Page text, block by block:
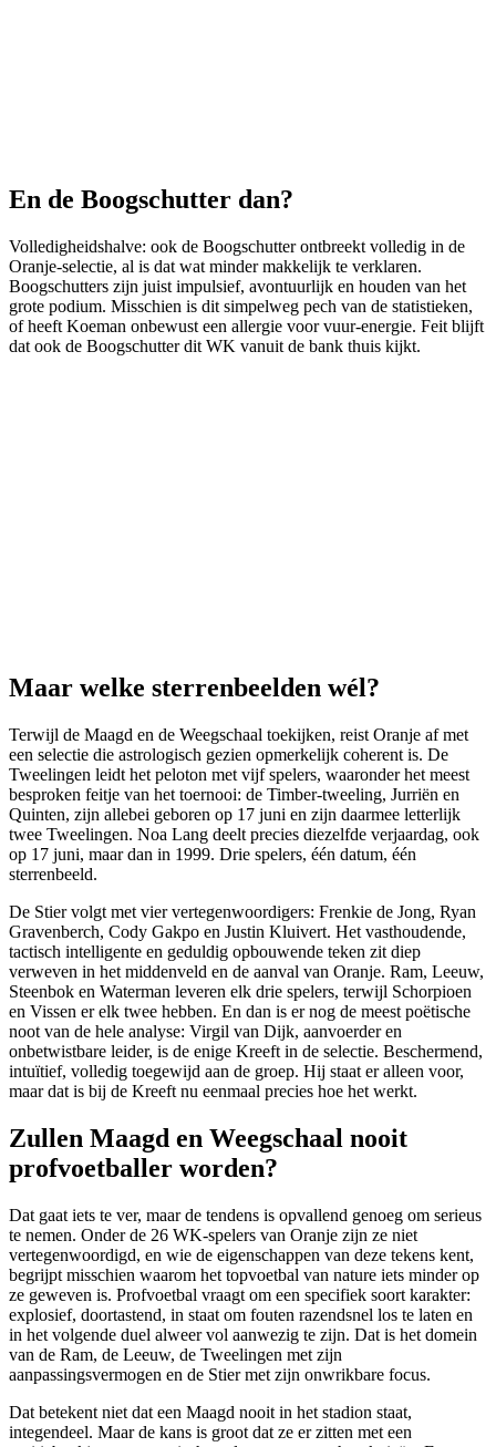
En de Boogschutter dan?
Volledigheidshalve: ook de Boogschutter ontbreekt volledig in de
Oranje-selectie, al is dat wat minder makkelijk te verklaren.
Boogschutters zijn juist impulsief, avontuurlijk en houden van het
grote podium. Misschien is dit simpelweg pech van de statistieken,
of heeft Koeman onbewust een allergie voor vuur-energie. Feit blijft
dat ook de Boogschutter dit WK vanuit de bank thuis kijkt.
Maar welke sterrenbeelden wél?
Terwijl de Maagd en de Weegschaal toekijken, reist Oranje af met
een selectie die astrologisch gezien opmerkelijk coherent is. De
Tweelingen leidt het peloton met vijf spelers, waaronder het meest
besproken feitje van het toernooi: de Timber-tweeling, Jurriën en
Quinten, zijn allebei geboren op 17 juni en zijn daarmee letterlijk
twee Tweelingen. Noa Lang deelt precies diezelfde verjaardag, ook
op 17 juni, maar dan in 1999. Drie spelers, één datum, één
sterrenbeeld.
De Stier volgt met vier vertegenwoordigers: Frenkie de Jong, Ryan
Gravenberch, Cody Gakpo en Justin Kluivert. Het vasthoudende,
tactisch intelligente en geduldig opbouwende teken zit diep
verweven in het middenveld en de aanval van Oranje. Ram, Leeuw,
Steenbok en Waterman leveren elk drie spelers, terwijl Schorpioen
en Vissen er elk twee hebben. En dan is er nog de meest poëtische
noot van de hele analyse: Virgil van Dijk, aanvoerder en
onbetwistbare leider, is de enige Kreeft in de selectie. Beschermend,
intuïtief, volledig toegewijd aan de groep. Hij staat er alleen voor,
maar dat is bij de Kreeft nu eenmaal precies hoe het werkt.
Zullen Maagd en Weegschaal nooit
profvoetballer worden?
Dat gaat iets te ver, maar de tendens is opvallend genoeg om serieus
te nemen. Onder de 26 WK-spelers van Oranje zijn ze niet
vertegenwoordigd, en wie de eigenschappen van deze tekens kent,
begrijpt misschien waarom het topvoetbal van nature iets minder op
ze geweven is. Profvoetbal vraagt om een specifiek soort karakter:
explosief, doortastend, in staat om fouten razendsnel los te laten en
in het volgende duel alweer vol aanwezig te zijn. Dat is het domein
van de Ram, de Leeuw, de Tweelingen met zijn
aanpassingsvermogen en de Stier met zijn onwrikbare focus.
Dat betekent niet dat een Maagd nooit in het stadion staat,
integendeel. Maar de kans is groot dat ze er zitten met een